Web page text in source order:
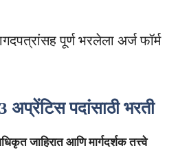
पूर्ण भरलेला अर्ज फॉर्म
अप्रेंटिस पदांसाठी भरती
जाहिरात आणि मार्गदर्शक तत्त्वे